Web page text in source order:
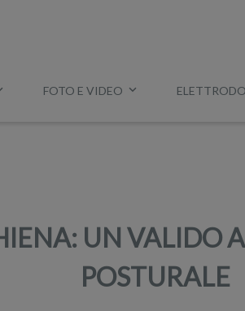
FOTO E VIDEO
UN VALIDO
POSTURALE